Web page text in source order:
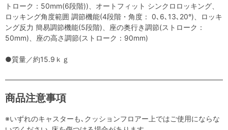
トローク：50mm(6段階))、オートフィット シンクロロッキング、
ロッキング角度範囲 調節機能(4段階・角度： 0､6､13､20°)、ロッキ
ング反力 簡易調節機能(5段階)、座の奥行き調節(ストローク：
50mm)、座の高さ調節(ストローク：90mm)
●質量／約15.9ｋｇ
商品注意事項
※いずれのキャスターも､クッションフロアー上ではご使用にならな